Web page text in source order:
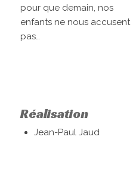
pour que demain, nos
enfants ne nous accusent
pas…
Réalisation
Jean-Paul Jaud